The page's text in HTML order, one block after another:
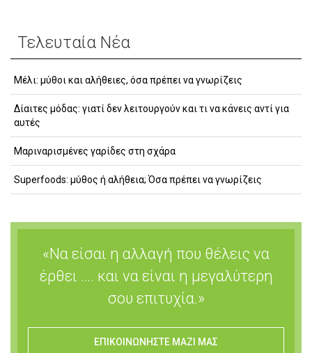
Τελευταία Νέα
Μέλι: μύθοι και αλήθειες, όσα πρέπει να γνωρίζεις
Δίαιτες μόδας: γιατί δεν λειτουργούν και τι να κάνεις αντί για
αυτές
Μαριναρισμένες γαρίδες στη σχάρα
Superfoods: μύθος ή αλήθεια; Όσα πρέπει να γνωρίζεις
«Να είσαι η αλλαγή που θέλεις να
έρθει …. και να είναι η μεγαλύτερη
σου επιτυχία.»
ΕΠΙΚΟΙΝΩΝΗΣΤΕ ΜΑΖΙ ΜΑΣ